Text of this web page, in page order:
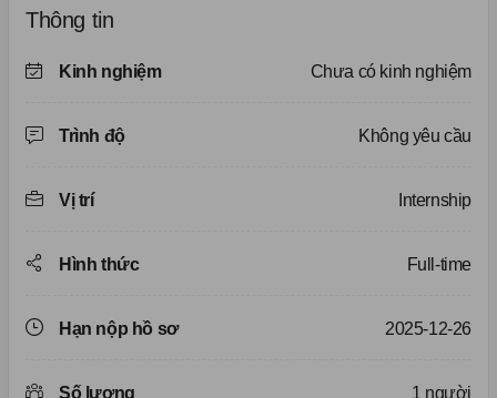
Thông tin
Kinh nghiệm Chưa có kinh nghiệm
Trình độ Không yêu cầu
Vị trí Internship
Hình thức Full-time
Hạn nộp hồ sơ 2025-12-26
Số lượng 1 người